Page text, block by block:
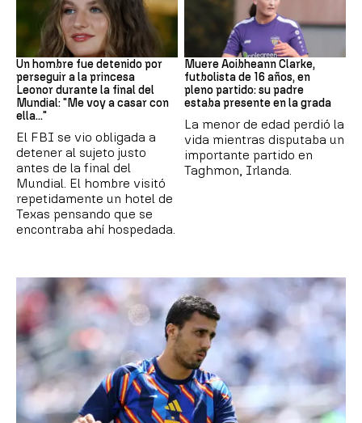
Mundial 2026
Un hombre fue detenido por
perseguir a la princesa
Leonor durante la final del
Mundial: "Me voy a casar con
ella..."
El FBI se vio obligada a
detener al sujeto justo
antes de la final del
Mundial. El hombre visitó
repetidamente un hotel de
Texas pensando que se
encontraba ahí hospedada.
Muere Aoibheann Clarke,
futbolista de 16 años, en
pleno partido: su padre
estaba presente en la grada
La menor de edad perdió la
vida mientras disputaba un
importante partido en
Taghmon, Irlanda.